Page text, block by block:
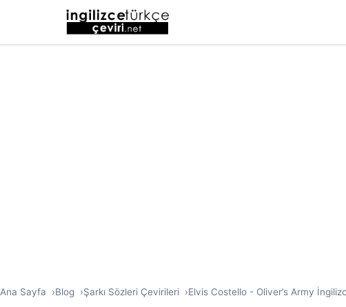
Ana Sayfa Blog Şarkı Sözleri Çevirileri Elvis Costello - Oliver’s Army